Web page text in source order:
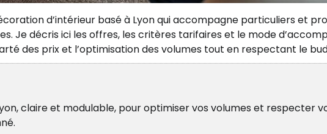
d’intérieur basé à Lyon qui accompagne particuliers et
Je décris ici les offres, les critères tarifaires et le mode
des prix et l’optimisation des volumes tout en respectant le
claire et modulable, pour optimiser vos volumes et respecter